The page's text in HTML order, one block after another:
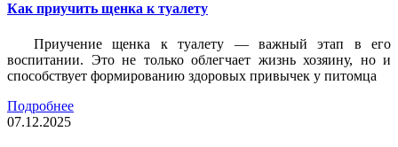
Как приучить щенка к туалету
Приучение щенка к туалету — важный этап в его
воспитании. Это не только облегчает жизнь хозяину, но и
способствует формированию здоровых привычек у питомца
Подробнее
07.12.2025